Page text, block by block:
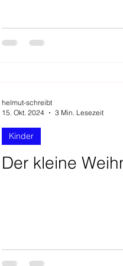
Der kleine
Kinder
helmut-schreibt
15. Okt. 2024
3 Min. Lesezeit